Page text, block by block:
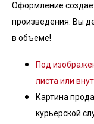
Оформление
произведения. Вы
в объеме!
Под
листа или
Картина
курьерской